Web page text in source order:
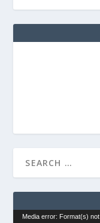
Video
Media error: Format(s)